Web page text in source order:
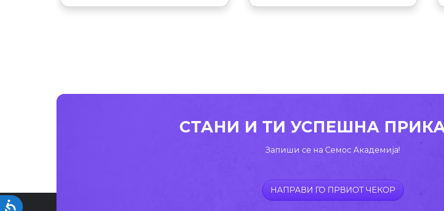
Accessibility
Запиши се на Семос Академија!